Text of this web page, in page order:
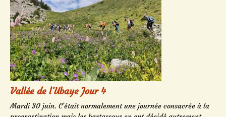
Vallée de l’Ubaye Jour 4
Mardi 30 juin. C’était normalement une journée consacrée à la